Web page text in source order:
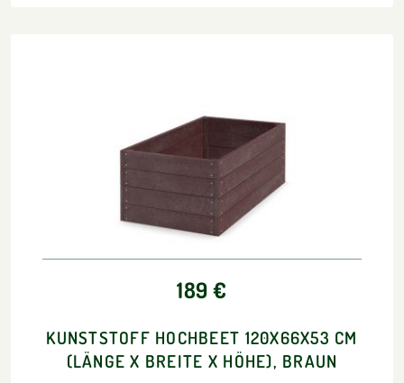
189 €
KUNSTSTOFF HOCHBEET 120X66X53 CM
(LÄNGE X BREITE X HÖHE), BRAUN